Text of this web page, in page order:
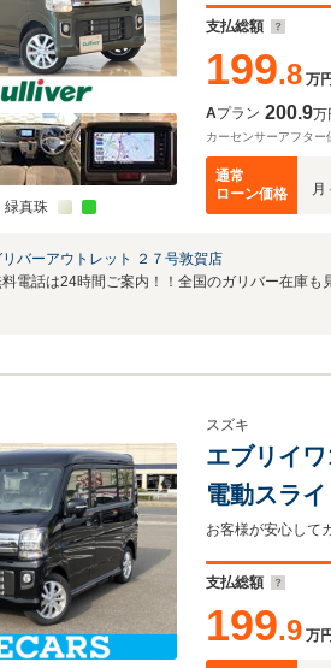
緑真珠
ー/オート
支払総額
199.8 万
Aプラン 200.9万
カーセンサーアフタ
通常
ローン価格
月
リバーアウトレット ２７号敦賀店
スズキ
エブリイ
電動スラ
滑り防止
支払総額
199.9 万